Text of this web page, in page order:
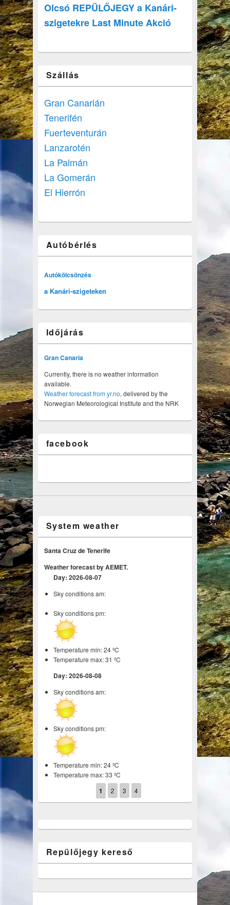
Olcsó REPÜLŐJEGY a Kanári-
szigetekre Last Minute Akció
Szállás
Gran Canarián
Tenerifén
Fuerteventurán
Lanzarotén
La Palmán
La Gomerán
El Hierrón
Autóbérlés
Autókölcsönzés
a Kanári-szigeteken
Időjárás
Gran Canaria
Currently, there is no weather information
available.
Weather forecast from yr.no, delivered by the
Norwegian Meteorological Institute and the NRK
facebook
System weather
Santa Cruz de Tenerife
Weather forecast by AEMET.
Day: 2026-08-07
Sky conditions am:
Sky conditions pm:
Temperature min: 24 ºC
Temperature max: 31 ºC
Day: 2026-08-08
Sky conditions am:
Sky conditions pm:
Temperature min: 24 ºC
Temperature max: 33 ºC
1 2 3 4
Repülőjegy kereső